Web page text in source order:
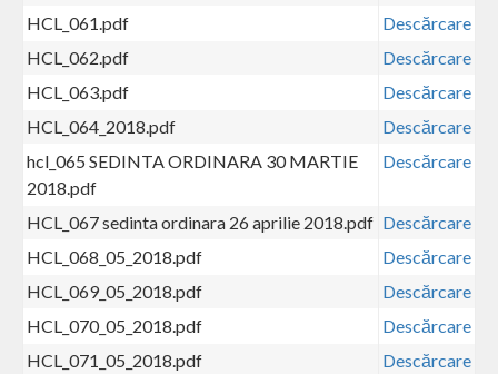
HCL_061.pdf
Descărcare
HCL_062.pdf
Descărcare
HCL_063.pdf
Descărcare
HCL_064_2018.pdf
Descărcare
hcl_065 SEDINTA ORDINARA 30 MARTIE
2018.pdf
Descărcare
HCL_067 sedinta ordinara 26 aprilie 2018.pdf Descărcare
HCL_068_05_2018.pdf
Descărcare
HCL_069_05_2018.pdf
Descărcare
HCL_070_05_2018.pdf
Descărcare
HCL_071_05_2018.pdf
Descărcare